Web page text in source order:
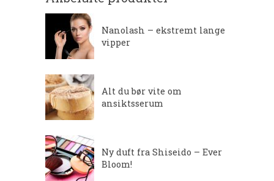
Nanolash – ekstremt lange
vipper
Alt du bør vite om
ansiktsserum
Ny duft fra Shiseido – Ever
Bloom!